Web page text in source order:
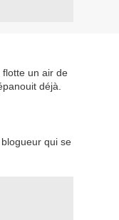
un air de
déjà.
qui se